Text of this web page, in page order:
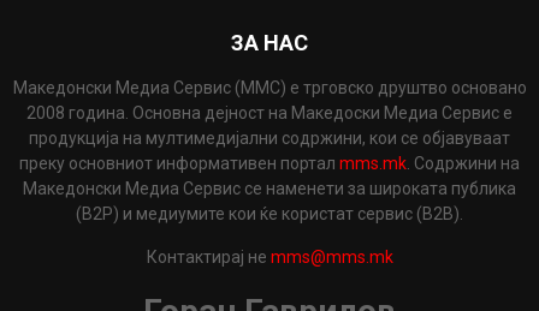
ЗА НАС
Македонски Медиа Сервис (ММС) е трговско друштво основано
2008 година. Основна дејност на Македоски Медиа Сервис е
продукција на мултимедијални содржини, кои се објавуваат
преку основниот информативен портал mms.mk . Содржини на
Македонски Медиа Сервис се наменети за широката публика
(B2P) и медиумите кои ќе користат сервис (B2B).
Контактирај не mms@mms.mk